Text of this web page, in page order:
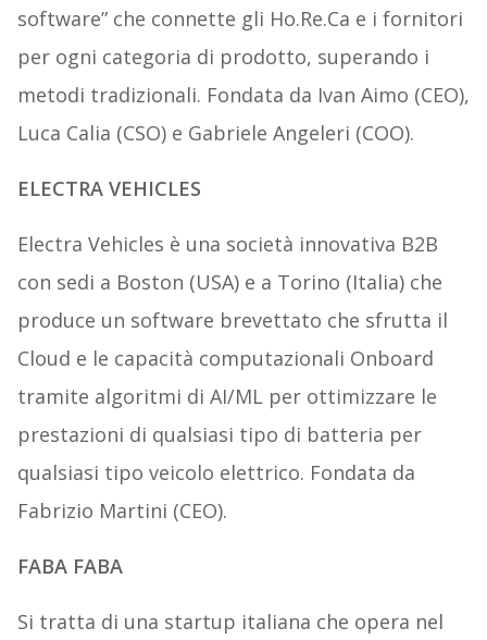
software” che connette gli Ho.Re.Ca e i fornitori
per ogni categoria di prodotto, superando i
metodi tradizionali. Fondata da Ivan Aimo (CEO),
Luca Calia (CSO) e Gabriele Angeleri (COO).
ELECTRA VEHICLES
Electra Vehicles è una società innovativa B2B
con sedi a Boston (USA) e a Torino (Italia) che
produce un software brevettato che sfrutta il
Cloud e le capacità computazionali Onboard
tramite algoritmi di AI/ML per ottimizzare le
prestazioni di qualsiasi tipo di batteria per
qualsiasi tipo veicolo elettrico. Fondata da
Fabrizio Martini (CEO).
FABA FABA
Si tratta di una startup italiana che opera nel